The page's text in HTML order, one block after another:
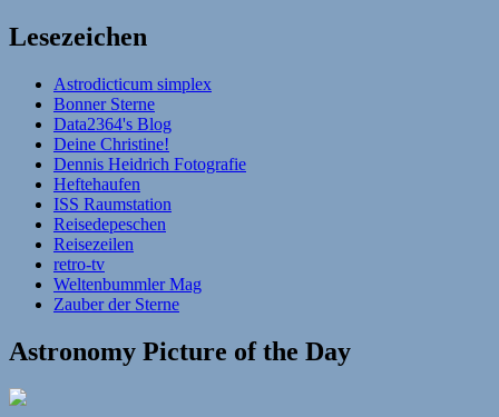
Lesezeichen
Astrodicticum simplex
Bonner Sterne
Data2364's Blog
Deine Christine!
Dennis Heidrich Fotografie
Heftehaufen
ISS Raumstation
Reisedepeschen
Reisezeilen
retro-tv
Weltenbummler Mag
Zauber der Sterne
Astronomy Picture of the Day